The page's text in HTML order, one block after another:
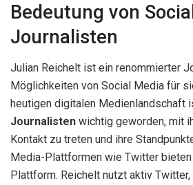
Bedeutung von
Journalisten
Julian Reichelt ist ein renommierter
Möglichkeiten von Social Media für
heutigen digitalen Medienlandschaft
Journalisten wichtig geworden, mit
Kontakt zu treten und ihre
Media-Plattformen wie Twitter
Plattform. Reichelt nutzt aktiv